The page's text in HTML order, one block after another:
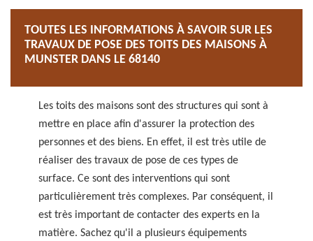
TOUTES LES INFORMATIONS À SAVOIR SUR LES
TRAVAUX DE POSE DES TOITS DES MAISONS À
MUNSTER DANS LE 68140
Les toits des maisons sont des structures qui sont à
mettre en place afin d'assurer la protection des
personnes et des biens. En effet, il est très utile de
réaliser des travaux de pose de ces types de
surface. Ce sont des interventions qui sont
particulièrement très complexes. Par conséquent, il
est très important de contacter des experts en la
matière. Sachez qu'il a plusieurs équipements